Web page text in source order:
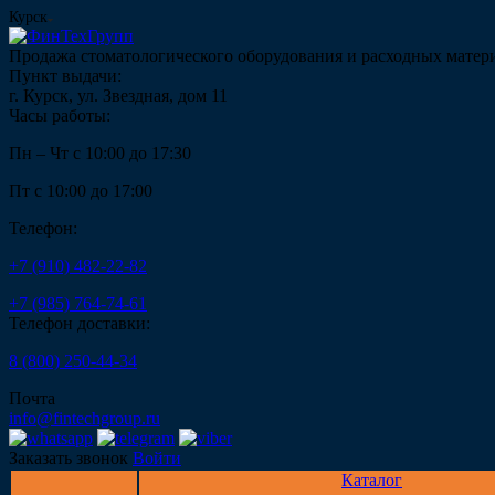
Курск
Продажа стоматологического оборудования и расходных
Пункт выдачи:
г. Курск, ул. Звездная, дом 11
Часы работы:
Пн – Чт с 10:00 до 17:30
Пт с 10:00 до 17:00
Телефон:
+7 (910) 482-22-82
+7 (985) 764-74-61
Телефон доставки:
8 (800) 250-44-34
Почта
info@fintechgroup.ru
Заказать звонок Войти
Каталог